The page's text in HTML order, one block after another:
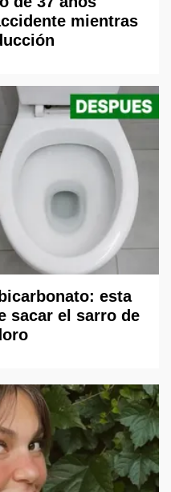
mientras
esta
sacar el sarro de